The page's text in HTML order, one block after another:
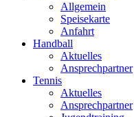
Allgemein
Speisekarte
Anfahrt
Handball
Aktuelles
Ansprechpartner
Tennis
Aktuelles
Ansprechpartner